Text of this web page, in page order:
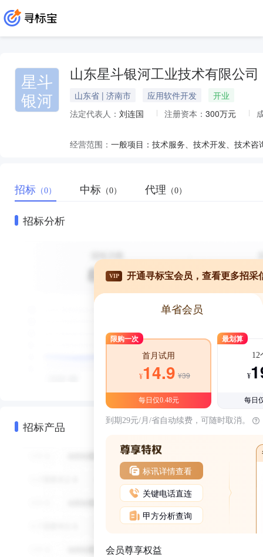
星斗
银河
山东星斗银河工业技术有限公司
山东省 | 济南市 应用软件开发
开业
法定代表人： 刘连国 注册资本： 300万元
经营范围：
招标 （0） 中标 （0） 代理 （0）
招标分析
招标产品
VIP 开通寻标宝会员，查看更多招采
单省会员
限购一次
首月试用
¥14.9 ¥39
每日仅0.48元
最划算
12
¥
每日
到期29元/月/省自动续费，可随时取消。
标讯详情查看
关键电话直连
甲方分析查询
会员尊享权益